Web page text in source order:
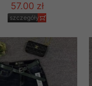
57.00 zł
szczegóły